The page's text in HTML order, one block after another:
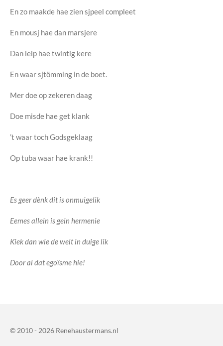
En zo maakde hae zien sjpeel compleet
En mousj hae dan marsjere
Dan leip hae twintig kere
En waar sjtömming in de boet.
Mer doe op zekeren daag
Doe misde hae get klank
’t waar toch Godsgeklaag
Op tuba waar hae krank!!
Es geer dènk dit is onmuigelik
Eemes allein is gein hermenie
Kiek dan wie de welt in duige lik
Door al dat egoïsme hie!
© 2010 - 2026 Renehaustermans.nl